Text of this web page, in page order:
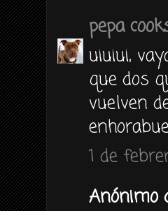
pepa
uiuiui,
que dos
vuelven
1 de
Anónimo